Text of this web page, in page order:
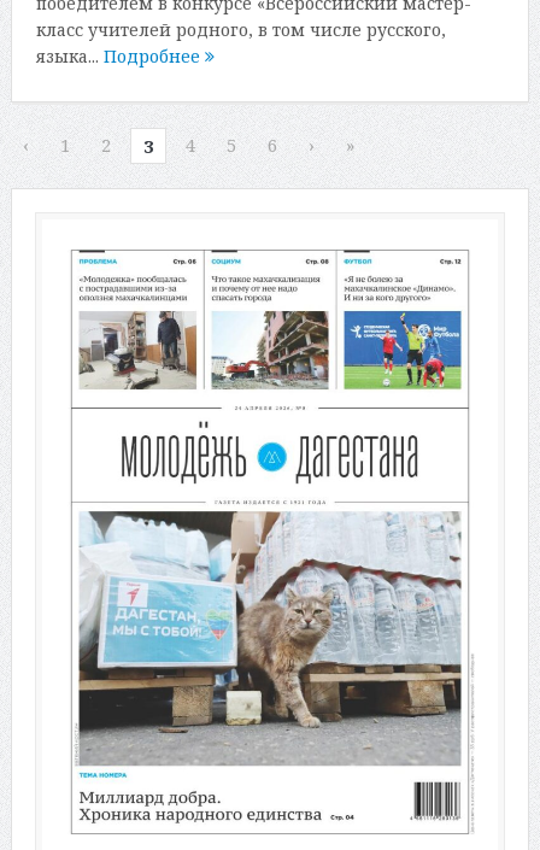
класс учителей родного, в том числе русского,
языка... Подробнее
‹ 1 2 3 4 5 6 › »